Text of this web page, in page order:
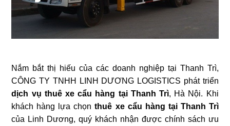
Nắm bắt thị hiếu của các doanh nghiệp tại Thanh Trì,
CÔNG TY TNHH LINH DƯƠNG LOGISTICS phát triển
dịch vụ thuê xe cẩu hàng tại Thanh Trì, Hà Nội. Khi
khách hàng lựa chọnthuê xe cẩu hàng tại Thanh Trì
của Linh Dương, quý khách nhận được chính sách ưu